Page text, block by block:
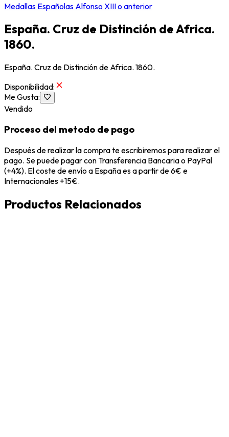
Medallas Españolas Alfonso XIII o anterior
España. Cruz de Distinción de Africa.
1860.
España. Cruz de Distinción de Africa. 1860.
Disponibilidad:
Me Gusta:
Vendido
Proceso del metodo de pago
Después de realizar la compra te escribiremos para realizar el
pago. Se puede pagar con Transferencia Bancaria o PayPal
(+4%). El coste de envío a España es a partir de 6€ e
Internacionales +15€.
Productos Relacionados